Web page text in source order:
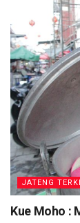
JATENG
Kue Moho :